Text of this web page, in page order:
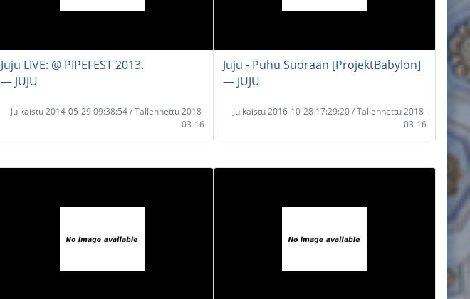
Juju LIVE: @ PIPEFEST 2013.
― JUJU
Julkaistu 2014-05-29 09:38:54 / Tallennettu 2018-
03-16
Juju - Puhu Suoraan [ProjektBabylon]
― JUJU
Julkaistu 2016-10-28 17:29:20 / Tallennettu 2018-
03-16